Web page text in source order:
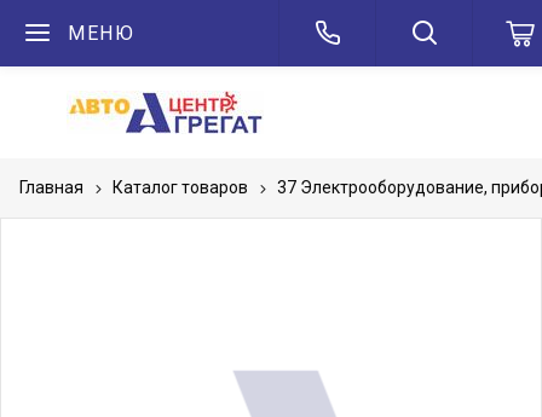
МЕНЮ
Главная Каталог товаров 37 Электрооборудование,